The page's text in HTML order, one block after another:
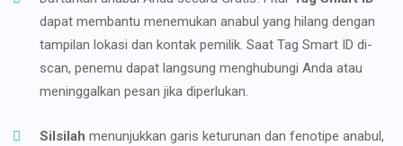
dapat membantu menemukan anabul yang hilang dengan
tampilan lokasi dan kontak pemilik. Saat Tag Smart ID di-
scan, penemu dapat langsung menghubungi Anda atau
meninggalkan pesan jika diperlukan.
Silsilah menunjukkan garis keturunan dan fenotipe anabul,